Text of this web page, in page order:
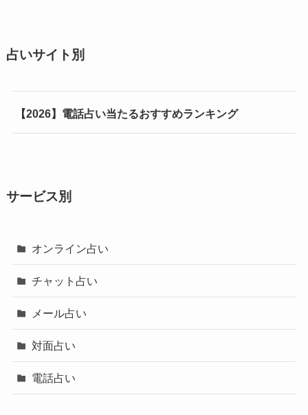
占いサイト別
【2026】電話占い当たるおすすめランキング
サービス別
オンライン占い
チャット占い
メール占い
対面占い
電話占い